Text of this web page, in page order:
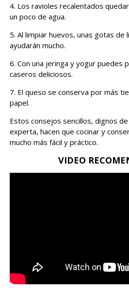
4. Los ravioles recalentados
un poco de agua.
5. Al limpiar huevos, unas gotas de
ayudarán mucho.
6. Con una jeringa y yogur puedes
caseros deliciosos.
7. El queso se conserva por más
papel.
Estos consejos sencillos, dignos
experta, hacen que cocinar y
mucho más fácil y práctico.
VIDEO